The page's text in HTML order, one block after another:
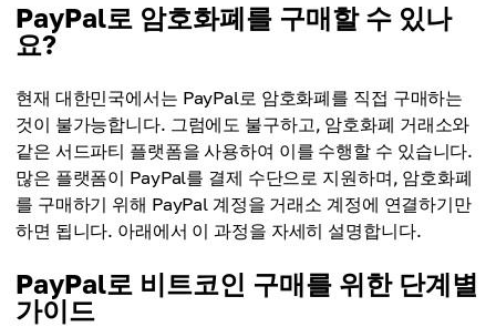
PayPal로 암호화폐를 구매할 수 있나
요?
현재 대한민국에서는 PayPal로 암호화폐를 직접 구매하는
것이 불가능합니다. 그럼에도 불구하고, 암호화폐 거래소와
같은 서드파티 플랫폼을 사용하여 이를 수행할 수 있습니다.
많은 플랫폼이 PayPal를 결제 수단으로 지원하며, 암호화폐
를 구매하기 위해 PayPal 계정을 거래소 계정에 연결하기만
하면 됩니다. 아래에서 이 과정을 자세히 설명합니다.
PayPal로 비트코인 구매를 위한 단계별
가이드